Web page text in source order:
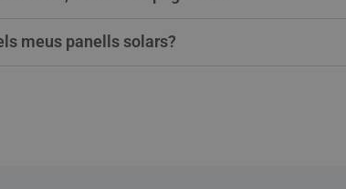
meus panells solars?